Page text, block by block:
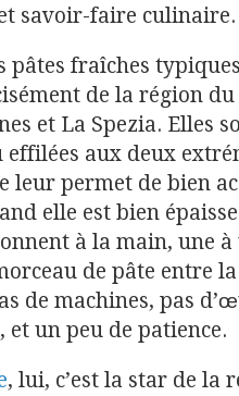
savoir-faire culinaire.
pâtes fraîches
de la région du
et La Spezia. Elles
effilées aux deux
leur permet de bien
elle est bien
à la main, une à
de pâte entre
de machines, pas
et un peu de patience.
, lui, c’est la star de la